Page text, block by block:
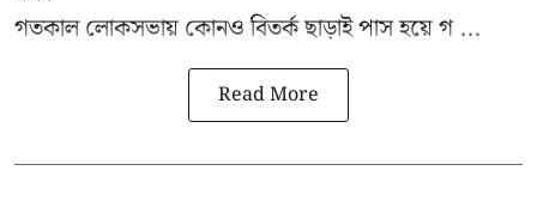
গতকাল লোকসভায় কোনও বিতর্ক ছাড়াই পাস হয়ে গ ...
Read More